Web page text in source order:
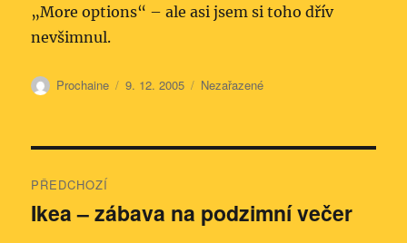
„More options“ – ale asi jsem si toho dřív
nevšimnul.
Autor:
Prochaine Publikováno:
9. 12. 2005 Rubriky:
Nezařazené
pro
PŘEDCHOZÍ
Předchozí
Ikea – zábava na podzimní večer